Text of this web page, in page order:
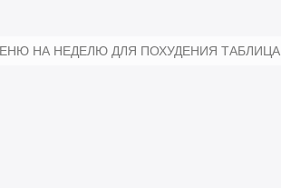
НА НЕДЕЛЮ ДЛЯ ПОХУДЕНИЯ ТАБЛИЦА